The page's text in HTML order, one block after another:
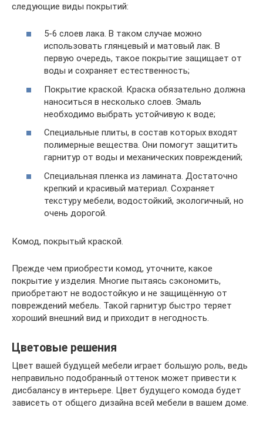
следующие виды покрытий:
5-6 слоев лака. В таком случае можно
использовать глянцевый и матовый лак. В
первую очередь, такое покрытие защищает от
воды и сохраняет естественность;
Покрытие краской. Краска обязательно должна
наноситься в несколько слоев. Эмаль
необходимо выбрать устойчивую к воде;
Специальные плиты, в состав которых входят
полимерные вещества. Они помогут защитить
гарнитур от воды и механических повреждений;
Специальная пленка из ламината. Достаточно
крепкий и красивый материал. Сохраняет
текстуру мебели, водостойкий, экологичный, но
очень дорогой.
Комод, покрытый краской.
Прежде чем приобрести комод, уточните, какое
покрытие у изделия. Многие пытаясь сэкономить,
приобретают не водостойкую и не защищённую от
повреждений мебель. Такой гарнитур быстро теряет
хороший внешний вид и приходит в негодность.
Цветовые решения
Цвет вашей будущей мебели играет большую роль, ведь
неправильно подобранный оттенок может привести к
дисбалансу в интерьере. Цвет будущего комода будет
зависеть от общего дизайна всей мебели в вашем доме.